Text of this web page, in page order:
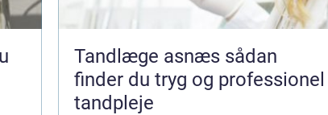
Tandlæge asnæs sådan
finder du tryg og professionel
tandpleje